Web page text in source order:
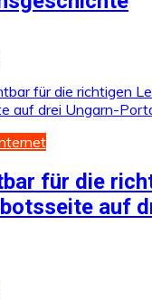
für die
auf